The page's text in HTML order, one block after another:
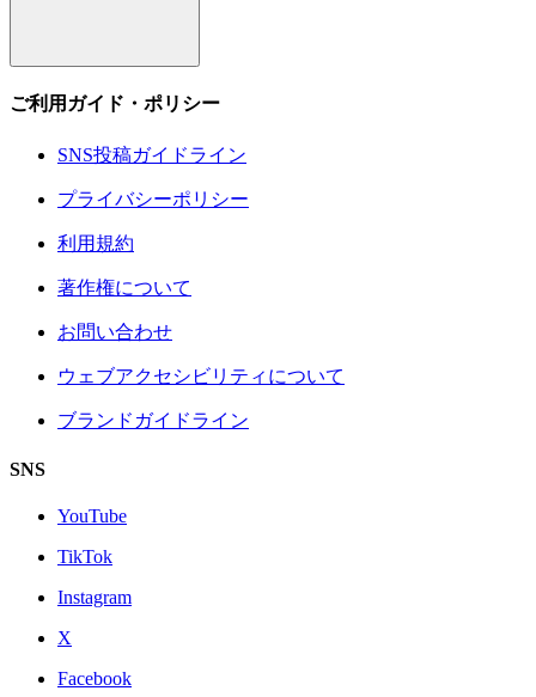
ご利用ガイド・ポリシー
SNS投稿ガイドライン
プライバシーポリシー
利用規約
著作権について
お問い合わせ
ウェブアクセシビリティについて
ブランドガイドライン
SNS
YouTube
TikTok
Instagram
X
Facebook